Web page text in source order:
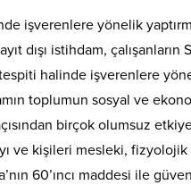
işverenlere yönelik
dışı istihdam,
tespiti halinde işverenlere
toplumun sosyal ve
birçok olumsuz
ve kişileri mesleki,
60’ıncı maddesi ile